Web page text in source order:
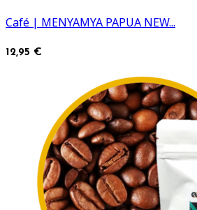
Café | MENYAMYA PAPUA NEW...
12,95 €